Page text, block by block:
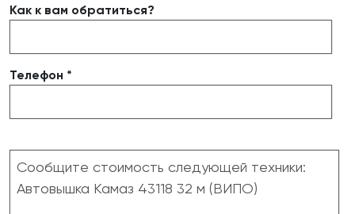
Как к вам обратиться?
Телефон *